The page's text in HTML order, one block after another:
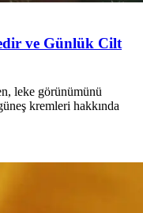
ve Günlük Cilt
leke görünümünü
kremleri hakkında